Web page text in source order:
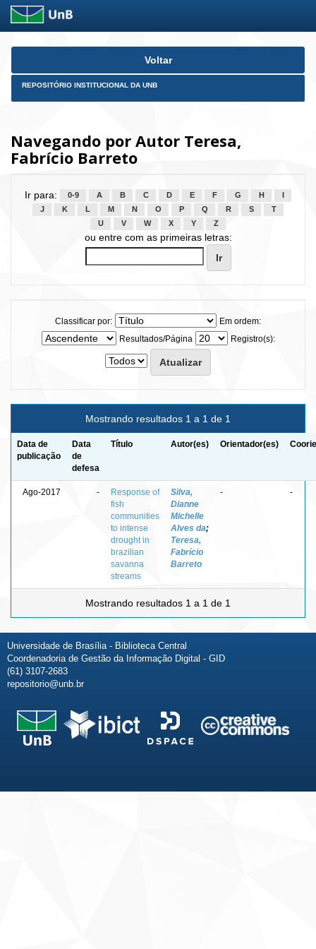
Skip
Voltar
REPOSITÓRIO INSTITUCIONAL DA UNB
Navegando por Autor Teresa,
Fabrício Barreto
Ir para: 0-9 A B C D E F G H
J
K L M N O P Q R S
T
U
V W X Y Z
ou entre com as primeiras letras:
Classificar por:
Em ordem:
Resultados/Página
Registro(s):
Mostrando resultados 1 a 1 de 1
Data de
publicação
Data
de
defesa
Título Autor(es) Orientador(es)
Ago-2017 -
Response of
fish
communities
to intense
drought in
brazilian
savanna
streams
Silva,
Dianne
Michelle
Alves da;
Teresa,
Fabrício
Barreto
- -
Mostrando resultados 1 a 1 de 1
Universidade de Brasília - Biblioteca Central
Coordenadoria de Gestão da Informação Digital - GID
(61) 3107-2683
repositorio@unb.br